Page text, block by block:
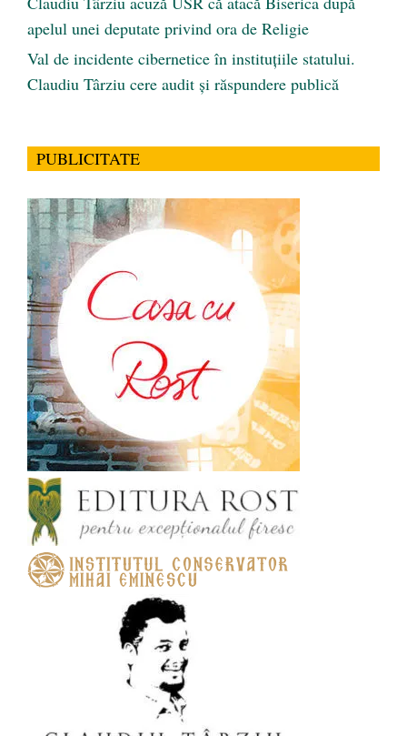
apelul unei deputate privind ora de Religie
Val de incidente cibernetice în instituțiile statului.
Claudiu Târziu cere audit și răspundere publică
PUBLICITATE